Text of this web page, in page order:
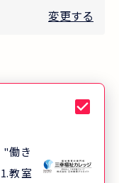
変更する
"働き
教室